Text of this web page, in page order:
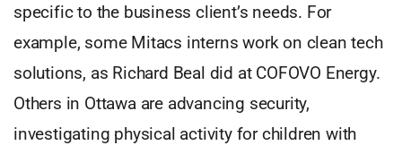
specific to the business client’s needs. For
example, some Mitacs interns work on clean tech
solutions, as Richard Beal did at COFOVO Energy.
Others in Ottawa are advancing security,
investigating physical activity for children with